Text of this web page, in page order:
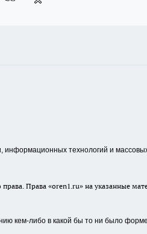
технологий и
Права «oren1.ru» на указанные
кем-либо в какой бы то ни было